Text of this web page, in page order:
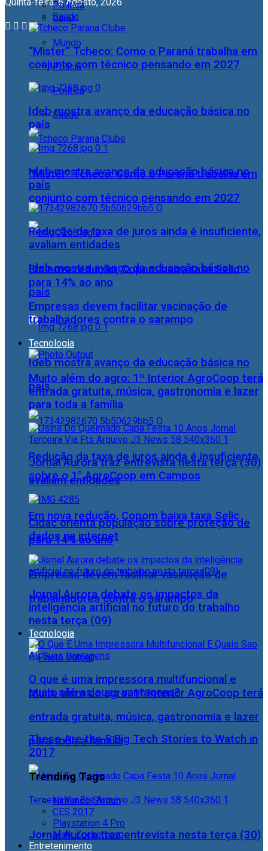
Geral
Mundo
Polícia
Política
Saúde
“Mister” Tcheco: Como o Paraná trabalha em
conjunto com técnico pensando em 2027
Ideb mostra avanço da educação básica no
país
Ideb mostra avanço da educação básica no
país
Redução da taxa de juros ainda é insuficiente,
avaliam entidades
Em nova redução, Copom baixa taxa Selic
para 14% ao ano
Empresas devem facilitar vacinação de
trabalhadores contra o sarampo
Tecnologia
Muito além do agro: 1º Interior AgroCoop terá
entrada gratuita, música, gastronomia e lazer
para toda a família
Jornal Aurora traz entrevista nesta terça (30)
Política
Saúde
“Mister” Tcheco: Como o Paraná trabalha em
conjunto com técnico pensando em 2027
Ideb mostra avanço da educação básica no
país
Ideb mostra avanço da educação básica no
país
Redução da taxa de juros ainda é insuficiente,
avaliam entidades
Em nova redução, Copom baixa taxa Selic
para 14% ao ano
Empresas devem facilitar vacinação de
trabalhadores contra o sarampo
Tecnologia
Muito além do agro: 1º Interior AgroCoop terá
entrada gratuita, música, gastronomia e lazer
para toda a família
Jornal Aurora traz entrevista nesta terça (30)
sobre o 1° AgroCoop em Campos
Cidac orienta população sobre proteção de
dados na internet
Jornal Aurora debate os impactos da
inteligência artificial no futuro do trabalho
nesta terça (09)
O que é uma impressora multifuncional e
quais são as suas vantagens?
These Are the 5 Big Tech Stories to Watch in
2017
Trending Tags
Nintendo Switch
CES 2017
Playstation 4 Pro
Mark Zuckerberg
Entretenimento